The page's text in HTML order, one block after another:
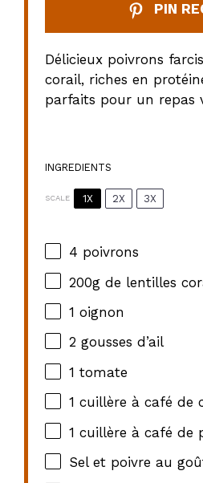
PIN
Délicieux poivrons
corail, riches en
parfaits pour un repas
INGREDIENTS
SCALE 1X 2X 3X
4 poivrons
200g de lentilles
1 oignon
2 gousses d’ail
1 tomate
1 cuillère à café de
1 cuillère à café de
Sel et poivre au